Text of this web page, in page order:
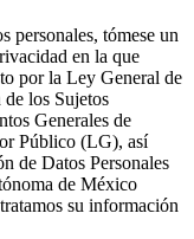
personales, tómese un
en la que
por la Ley General de
de los Sujetos
Generales de
Público (LG), así
de Datos Personales
de México
su información